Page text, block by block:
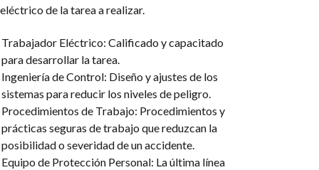
eléctrico de la tarea a realizar.
Trabajador Eléctrico: Calificado y capacitado
para desarrollar la tarea.
Ingeniería de Control: Diseño y ajustes de los
sistemas para reducir los niveles de peligro.
Procedimientos de Trabajo: Procedimientos y
prácticas seguras de trabajo que reduzcan la
posibilidad o severidad de un accidente.
Equipo de Protección Personal: La última línea